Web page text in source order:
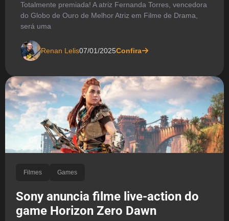
Totalmente premiada! A atriz Fernanda Torres, vencedora
do Globo de Ouro de Melhor Atriz em Filme de Drama,
será uma
Renan Lelis07/01/2025Confira
Filmes Games
Sony anuncia filme live-action do
game Horizon Zero Dawn